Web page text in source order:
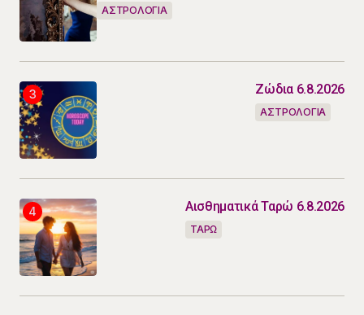
ΑΣΤΡΟΛΟΓΙΑ
Ζώδια 6.8.2026
ΑΣΤΡΟΛΟΓΙΑ
Αισθηματικά Ταρώ 6.8.2026
ΤΑΡΩ